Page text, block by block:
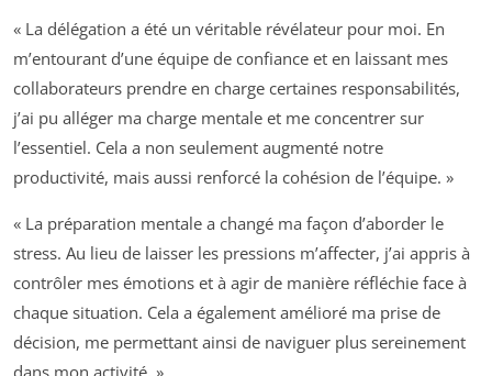
« La délégation a été un véritable révélateur pour moi. En
m’entourant d’une équipe de confiance et en laissant mes
collaborateurs prendre en charge certaines responsabilités,
j’ai pu alléger ma charge mentale et me concentrer sur
l’essentiel. Cela a non seulement augmenté notre
productivité, mais aussi renforcé la cohésion de l’équipe. »
« La préparation mentale a changé ma façon d’aborder le
stress. Au lieu de laisser les pressions m’affecter, j’ai appris à
contrôler mes émotions et à agir de manière réfléchie face à
chaque situation. Cela a également amélioré ma prise de
décision, me permettant ainsi de naviguer plus sereinement
dans mon activité. »